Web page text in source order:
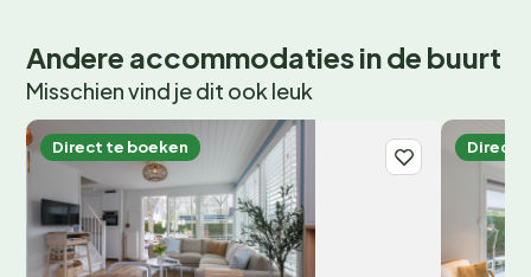
Andere accommodaties in de buurt
Misschien vind je dit ook leuk
Direct te boeken Direct